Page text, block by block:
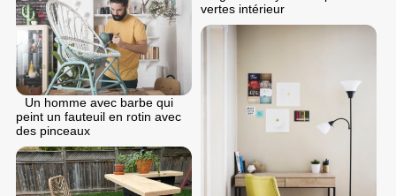
vertes intérieur
Un homme avec barbe qui
peint un fauteuil en rotin avec
des pinceaux